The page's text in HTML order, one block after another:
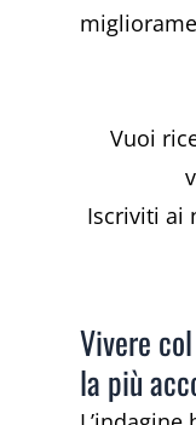
Vuoi
Iscriviti ai
Vivere
la più